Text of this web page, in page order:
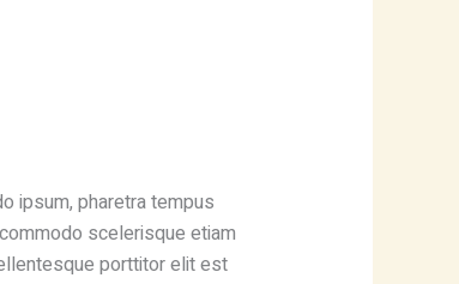
ipsum, pharetra tempus
scelerisque etiam
porttitor elit est